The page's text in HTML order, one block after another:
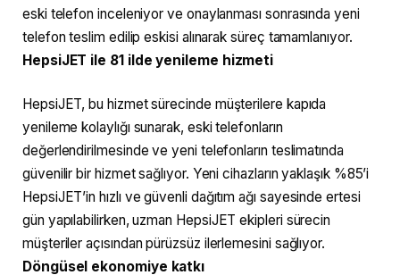
eski telefon inceleniyor ve onaylanması sonrasında yeni
telefon teslim edilip eskisi alınarak süreç tamamlanıyor.
HepsiJET ile 81 ilde yenileme hizmeti
HepsiJET, bu hizmet sürecinde müşterilere kapıda
yenileme kolaylığı sunarak, eski telefonların
değerlendirilmesinde ve yeni telefonların teslimatında
güvenilir bir hizmet sağlıyor. Yeni cihazların yaklaşık %85’i
HepsiJET’in hızlı ve güvenli dağıtım ağı sayesinde ertesi
gün yapılabilirken, uzman HepsiJET ekipleri sürecin
müşteriler açısından pürüzsüz ilerlemesini sağlıyor.
Döngüsel ekonomiye katkı